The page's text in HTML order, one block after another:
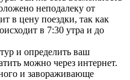
неподалеку от
в цену поездки, так как
в 7:30 утра и до
и определить ваш
можно через интернет.
и завораживающе